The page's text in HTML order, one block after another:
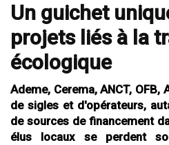
Un guichet
projets liés à la
écologique
Ademe, Cerema, ANCT,
de sigles et d'opérateurs,
de sources de financement
élus locaux se perdent